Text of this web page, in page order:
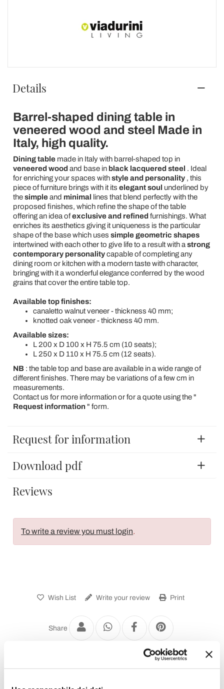
Details
Barrel-shaped dining table in
veneered wood and steel Made in
Italy, high quality.
Dining tablemade in Italy with barrel-shaped top in
veneered wood and base in black lacquered steel . Ideal
for enriching your spaces withstyle and personality, this
piece of furniture brings with it its elegant soul underlined by
thesimpleand minimal lines that blend perfectly with the
proposed finishes, which refine the shape of the table
offering an idea ofexclusive and refined furnishings. What
enriches its aesthetics giving it uniqueness is the particular
shape of the base which uses simple geometric shapes
intertwined with each other to give life to a result with a strong
contemporary personalitycapable of completing any
dining room or kitchen with a modern taste with character,
bringing with it a wonderful elegance conferred by the wood
grains that cover the entire table top.
Available top finishes:
canaletto walnut veneer - thickness 40 mm;
knotted oak veneer - thickness 40 mm.
Available sizes:
L 200 x D 100 x H 75.5 cm (10 seats);
L 250 x D 110 x H 75.5 cm (12 seats).
NB: the table top and base are available in a wide range of
different finishes. There may be variations of a few cm in
measurements.
Contact us for more information or for a quote using the "
Request information " form.
Request for information
Download pdf
Reviews
To write a review you must login.
Wish List Write your review Print
Share
Wooden Tables